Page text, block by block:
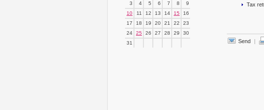
3
4 5 6 7 8
9
10
11 12 13 14 15
16
17
18 19 20 21 22
23
24
25 26 27 28 29
30
31
Tax
Send |